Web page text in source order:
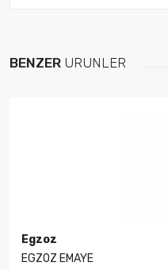
BENZER ÜRÜNLER
Egzoz
EGZOZ EMAYE